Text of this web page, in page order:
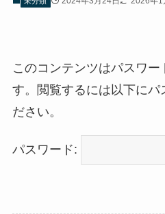
このコンテンツはパスワー
す。閲覧するには以下にパ
ださい。
パスワード: